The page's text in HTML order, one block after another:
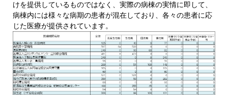
けを提供しているものではなく、実際の病棟の実情に即して、
病棟内には様々な病期の患者が混在しており、各々の患者に応
じた医療が提供されています。